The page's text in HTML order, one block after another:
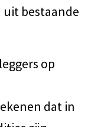
bestaande
op
dat in